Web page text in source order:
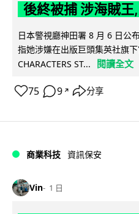
後終被捕 涉海賊
日本警視廳神田署 8 月 6 日公
指她涉嫌在出版巨頭集英社旗
CHARACTERS ST...
閱讀全文
75 9 ↗ 分享
商業科技 資訊保安
Vin 1 日